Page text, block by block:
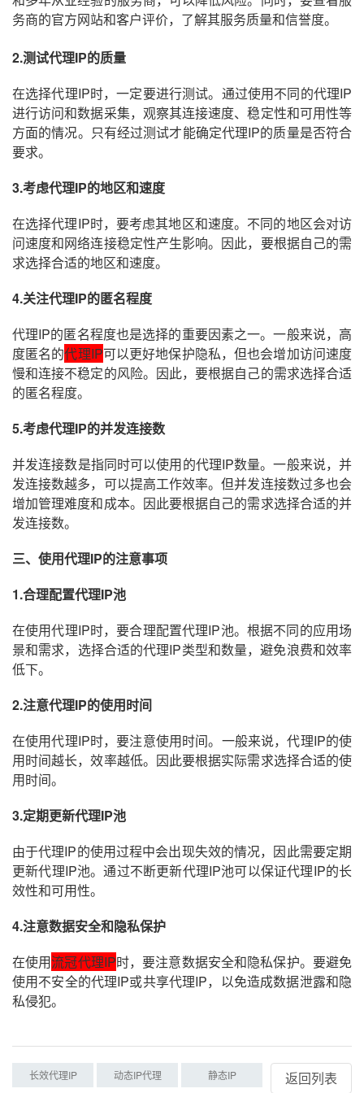
务商的官方网站和客户评价，了解其服务质量和信誉度。
2.测试代理IP的质量
在选择代理IP时，一定要进行测试。通过使用不同的代理IP
进行访问和数据采集，观察其连接速度、稳定性和可用性等
方面的情况。只有经过测试才能确定代理IP的质量是否符合
要求。
3.考虑代理IP的地区和速度
在选择代理IP时，要考虑其地区和速度。不同的地区会对访
问速度和网络连接稳定性产生影响。因此，要根据自己的需
求选择合适的地区和速度。
4.关注代理IP的匿名程度
代理IP的匿名程度也是选择的重要因素之一。一般来说，高
度匿名的代理IP可以更好地保护隐私，但也会增加访问速度
慢和连接不稳定的风险。因此，要根据自己的需求选择合适
的匿名程度。
5.考虑代理IP的并发连接数
并发连接数是指同时可以使用的代理IP数量。一般来说，并
发连接数越多，可以提高工作效率。但并发连接数过多也会
增加管理难度和成本。因此要根据自己的需求选择合适的并
发连接数。
三、使用代理IP的注意事项
1.合理配置代理IP池
在使用代理IP时，要合理配置代理IP池。根据不同的应用场
景和需求，选择合适的代理IP类型和数量，避免浪费和效率
低下。
2.注意代理IP的使用时间
在使用代理IP时，要注意使用时间。一般来说，代理IP的使
用时间越长，效率越低。因此要根据实际需求选择合适的使
用时间。
3.定期更新代理IP池
由于代理IP的使用过程中会出现失效的情况，因此需要定期
更新代理IP池。通过不断更新代理IP池可以保证代理IP的长
效性和可用性。
4.注意数据安全和隐私保护
在使用流冠代理IP时，要注意数据安全和隐私保护。要避免
使用不安全的代理IP或共享代理IP，以免造成数据泄露和隐
私侵犯。
长效代理IP 动态IP代理 静态IP 返回列表